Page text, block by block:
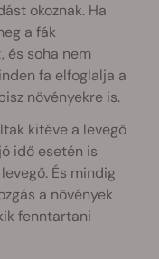
okoznak. Ha
a fák
és soha nem
fa elfoglalja a
növényekre is.
kitéve a levegő
idő esetén is
És mindig
a növények
fenntartani